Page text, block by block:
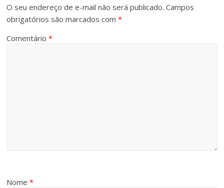
O seu endereço de e-mail não será publicado. Campos
obrigatórios são marcados com*
Comentário*
Nome*